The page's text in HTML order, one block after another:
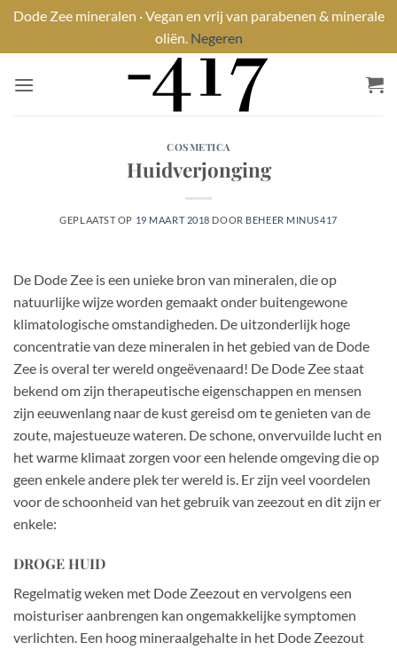
Dode Zee mineralen · Vegan en vrij van parabenen & minerale
oliën. Negeren
naar
COSMETICA
Huidverjonging
GEPLAATST OP 19 MAART 2018 DOOR BEHEER MINUS417
De Dode Zee is een unieke bron van mineralen, die op
natuurlijke wijze worden gemaakt onder buitengewone
klimatologische omstandigheden. De uitzonderlijk hoge
concentratie van deze mineralen in het gebied van de Dode
Zee is overal ter wereld ongeëvenaard! De Dode Zee staat
bekend om zijn therapeutische eigenschappen en mensen
zijn eeuwenlang naar de kust gereisd om te genieten van de
zoute, majestueuze wateren. De schone, onvervuilde lucht en
het warme klimaat zorgen voor een helende omgeving die op
geen enkele andere plek ter wereld is. Er zijn veel voordelen
voor de schoonheid van het gebruik van zeezout en dit zijn er
enkele:
DROGE HUID
Regelmatig weken met Dode Zeezout en vervolgens een
moisturiser aanbrengen kan ongemakkelijke symptomen
verlichten. Een hoog mineraalgehalte in het Dode Zeezout